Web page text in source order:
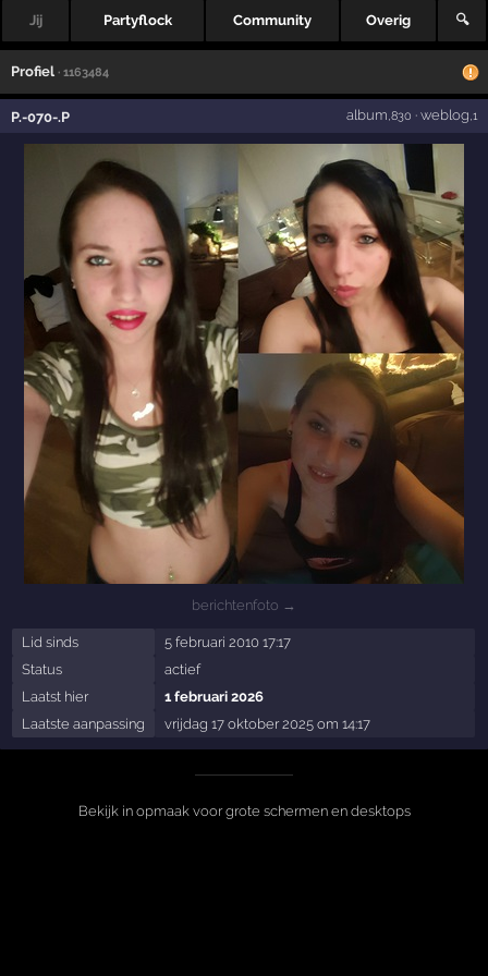
Jij Partyflock Community Overig 🔍
Profiel · 1163484
P.-070-.P album ,830 · weblog ,1
berichtenfoto →
Lid sinds
5 februari 2010 17:17
Status
actief
Laatst hier
1 februari 2026
Laatste aanpassing
vrijdag 17 oktober 2025 om 14:17
Bekijk in opmaak voor grote schermen en desktops